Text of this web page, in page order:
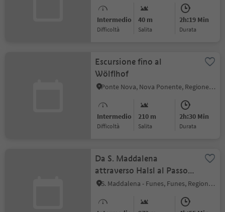
Intermedio
Difficoltà
40 m
Salita
2h:19 Min
durata
Escursione fino al
Wölflhof
Ponte Nova, Nova Ponente, Regione dolomitica Val d'Ega
Intermedio
Difficoltà
210 m
Salita
2h:30 Min
durata
Da S. Maddalena
attraverso Halsl al Passo
delle Erbe
S. Maddalena - Funes, Funes, Regione dolomitica Luson Val di Funes